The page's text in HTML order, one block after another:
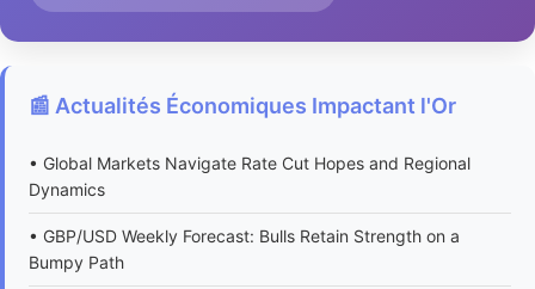
📰 Actualités Économiques Impactant l'Or
• Global Markets Navigate Rate Cut Hopes and Regional
Dynamics
• GBP/USD Weekly Forecast: Bulls Retain Strength on a
Bumpy Path